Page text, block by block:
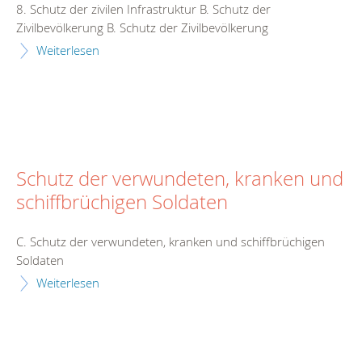
8. Schutz der zivilen Infrastruktur B. Schutz der
Zivilbevölkerung B. Schutz der Zivilbevölkerung
Weiterlesen
Schutz der verwundeten, kranken und
schiffbrüchigen Soldaten
C. Schutz der verwundeten, kranken und schiffbrüchigen
Soldaten
Weiterlesen